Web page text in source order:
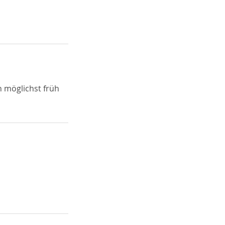
möglichst früh